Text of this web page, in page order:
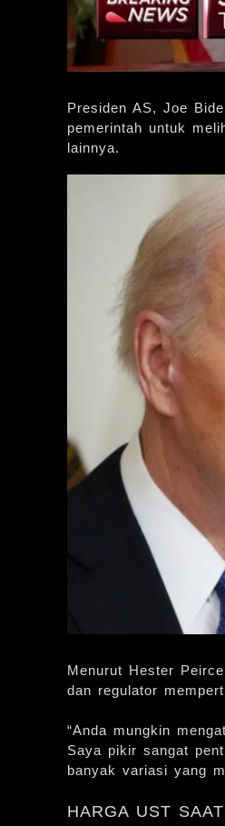
Presiden AS, Joe
pemerintah untuk
lainnya.
Menurut Hester
dan regulator
“Anda mungkin
Saya pikir sangat
banyak variasi yang
HARGA UST